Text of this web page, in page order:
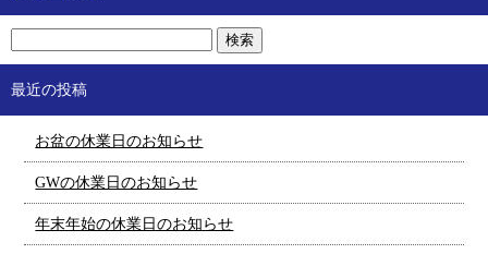
最近の投稿
お盆の休業日のお知らせ
GWの休業日のお知らせ
年末年始の休業日のお知らせ